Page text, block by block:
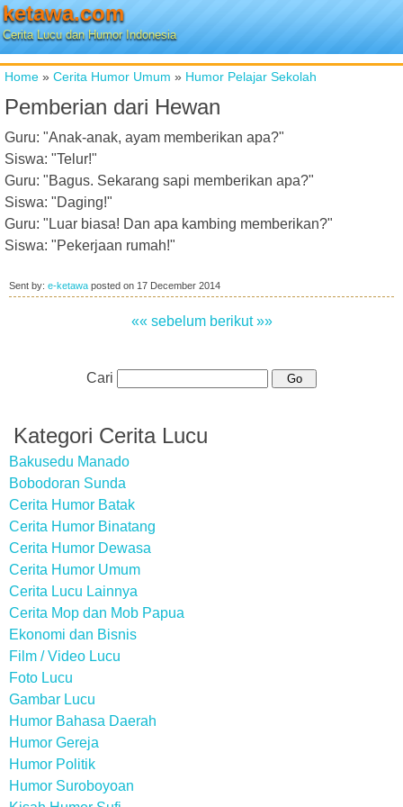
ketawa.com
Cerita Lucu dan Humor Indonesia
Home » Cerita Humor Umum » Humor Pelajar Sekolah
Pemberian dari Hewan
Guru: "Anak-anak, ayam memberikan apa?"
Siswa: "Telur!"
Guru: "Bagus. Sekarang sapi memberikan apa?"
Siswa: "Daging!"
Guru: "Luar biasa! Dan apa kambing memberikan?"
Siswa: "Pekerjaan rumah!"
Sent by: e-ketawa posted on 17 December 2014
«« sebelum berikut »»
Cari
Kategori Cerita Lucu
Bakusedu Manado
Bobodoran Sunda
Cerita Humor Batak
Cerita Humor Binatang
Cerita Humor Dewasa
Cerita Humor Umum
Cerita Lucu Lainnya
Cerita Mop dan Mob Papua
Ekonomi dan Bisnis
Film / Video Lucu
Foto Lucu
Gambar Lucu
Humor Bahasa Daerah
Humor Gereja
Humor Politik
Humor Suroboyoan